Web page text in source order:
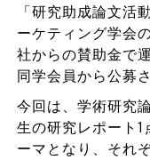
「研究助成論文活
ーケティング学会
社からの賛助金で
同学会員から公募
今回は、学術研究
生の研究レポート
ーマとなり、それ